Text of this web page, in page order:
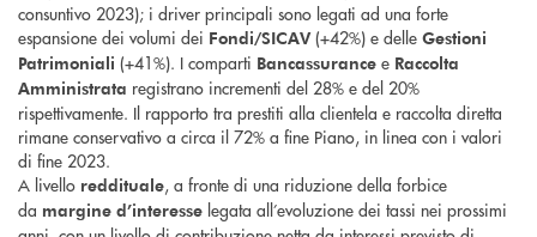
consuntivo 2023); i driver principali sono legati ad una forte
espansione dei volumi dei Fondi/SICAV(+42%) e delle Gestioni
Patrimoniali (+41%). I comparti Bancassurance e Raccolta
Amministrata registrano incrementi del 28% e del 20%
rispettivamente. Il rapporto tra prestiti alla clientela e raccolta diretta
rimane conservativo a circa il 72% a fine Piano, in linea con i valori
di fine 2023.
A livello reddituale, a fronte di una riduzione della forbice
da margine d’interesse legata all’evoluzione dei tassi nei prossimi